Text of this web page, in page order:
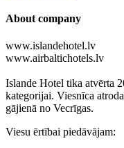
About company
www.islandehotel.lv
www.airbaltichotels.lv
Islande Hotel tika atvērta
kategorijai. Viesnīca
gājienā no Vecrīgas.
Viesu ērtībai piedāvājam: